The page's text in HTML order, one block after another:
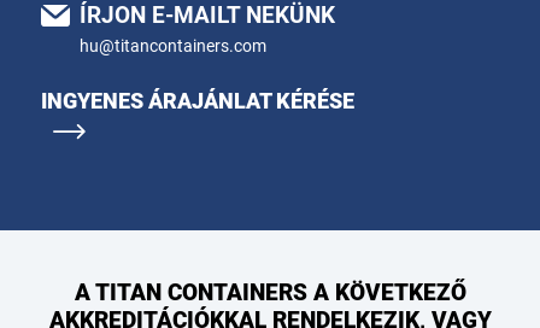
ÍRJON E-MAILT NEKÜNK
hu@titancontainers.com
INGYENES ÁRAJÁNLAT KÉRÉSE
A TITAN CONTAINERS A KÖVETKEZŐ
AKKREDITÁCIÓKKAL RENDELKEZIK, VAGY